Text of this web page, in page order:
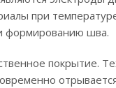
при
формированию шва.
покрытие.